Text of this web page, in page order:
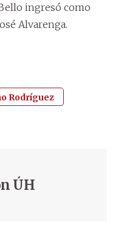
ingresó como
Alvarenga.
Rodríguez
ÚH